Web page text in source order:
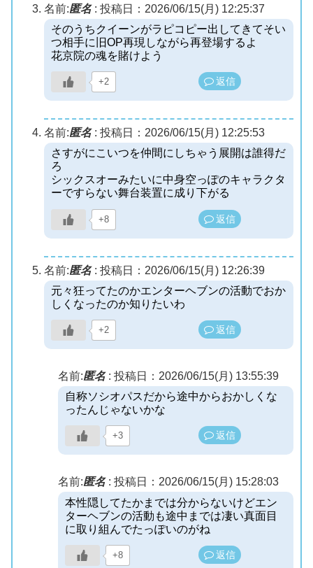
名前:匿名: 投稿日：2026/06/15(月) 12:25:37
そのうちクイーンがラピコピー出してきてそい
つ相手に旧OP再現しながら再登場するよ
花京院の魂を賭けよう
+2 返信
名前:匿名: 投稿日：2026/06/15(月) 12:25:53
さすがにこいつを仲間にしちゃう展開は誰得だ
ろ
シックスオーみたいに中身空っぽのキャラクタ
ーですらない舞台装置に成り下がる
+8 返信
名前:匿名: 投稿日：2026/06/15(月) 12:26:39
元々狂ってたのかエンターヘブンの活動でおか
しくなったのか知りたいわ
+2 返信
名前:匿名: 投稿日：2026/06/15(月) 13:55:39
自称ソシオパスだから途中からおかしくな
ったんじゃないかな
+3 返信
名前:匿名: 投稿日：2026/06/15(月) 15:28:03
本性隠してたかまでは分からないけどエン
ターヘブンの活動も途中までは凄い真面目
に取り組んでたっぽいのがね
+8 返信